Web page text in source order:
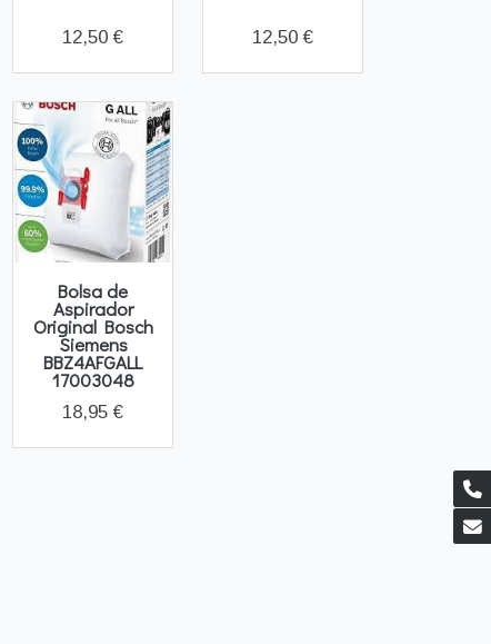
12,50 € 12,50 €
Bolsa de
Aspirador
Original Bosch
Siemens
BBZ4AFGALL
17003048
18,95 €